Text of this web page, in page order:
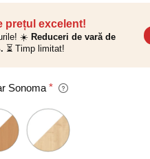
prețul excelent!
☀️ Reduceri de vară de
⏳ Timp limitat!
Sonoma